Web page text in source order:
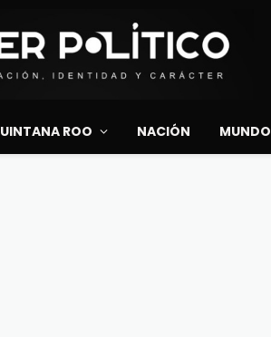
ROO NACIÓN MUNDO